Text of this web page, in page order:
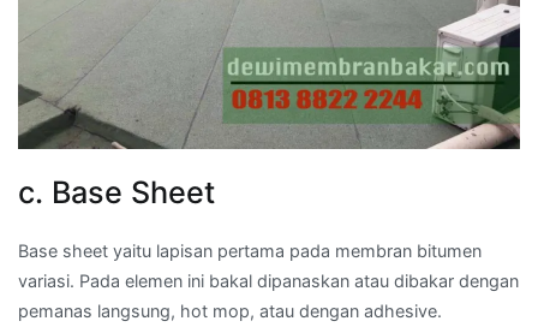
c. Base Sheet
Base sheet yaitu lapisan pertama pada membran bitumen
variasi. Pada elemen ini bakal dipanaskan atau dibakar dengan
pemanas langsung, hot mop, atau dengan adhesive.